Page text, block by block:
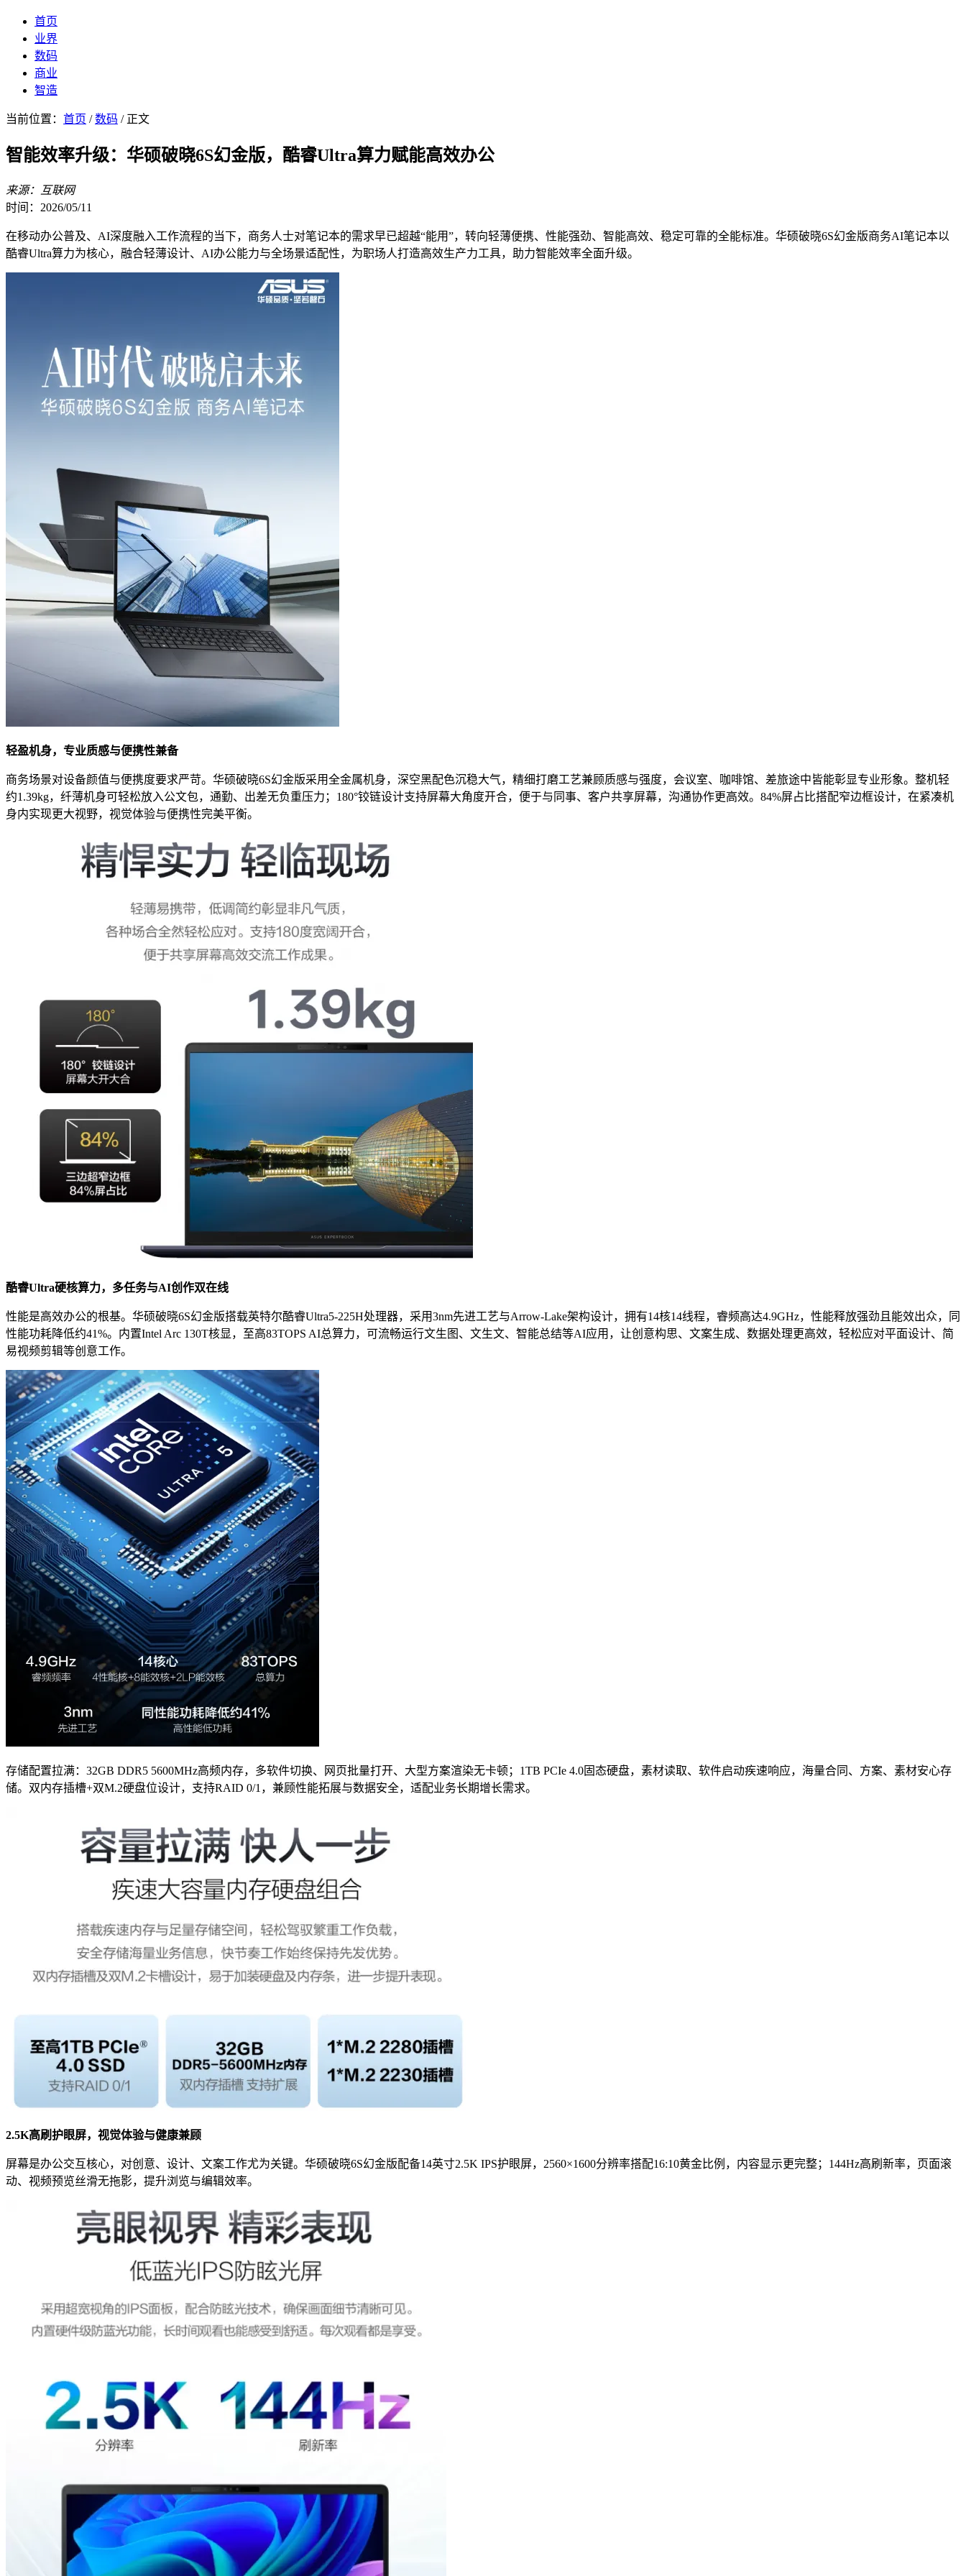
首页
业界
数码
商业
智造
当前位置： 首页 /数码 / 正文
智能效率升级：华硕破晓6S幻金版，酷睿Ultra算力赋能高效办公
来源：互联网
时间：2026/05/11
在移动办公普及、AI深度融入工作流程的当下，商务人士对笔记本的需求早已超越“能用”，转向轻薄便携、性能强劲、智能高效、稳定可靠的全能标准。华硕破晓6S幻金版商务AI笔记本以
酷睿Ultra算力为核心，融合轻薄设计、AI办公能力与全场景适配性，为职场人打造高效生产力工具，助力智能效率全面升级。
轻盈机身，专业质感与便携性兼备
商务场景对设备颜值与便携度要求严苛。华硕破晓6S幻金版采用全金属机身，深空黑配色沉稳大气，精细打磨工艺兼顾质感与强度，会议室、咖啡馆、差旅途中皆能彰显专业形象。整机轻
约1.39kg，纤薄机身可轻松放入公文包，通勤、出差无负重压力；180°铰链设计支持屏幕大角度开合，便于与同事、客户共享屏幕，沟通协作更高效。84%屏占比搭配窄边框设计，在紧凑机
身内实现更大视野，视觉体验与便携性完美平衡。
酷睿Ultra硬核算力，多任务与AI创作双在线
性能是高效办公的根基。华硕破晓6S幻金版搭载英特尔酷睿Ultra5-225H处理器，采用3nm先进工艺与Arrow-Lake架构设计，拥有14核14线程，睿频高达4.9GHz，性能释放强劲且能效出众，同
性能功耗降低约41%。内置Intel Arc 130T核显，至高83TOPS AI总算力，可流畅运行文生图、文生文、智能总结等AI应用，让创意构思、文案生成、数据处理更高效，轻松应对平面设计、简
易视频剪辑等创意工作。
存储配置拉满：32GB DDR5 5600MHz高频内存，多软件切换、网页批量打开、大型方案渲染无卡顿；1TB PCIe 4.0固态硬盘，素材读取、软件启动疾速响应，海量合同、方案、素材安心存
储。双内存插槽+双M.2硬盘位设计，支持RAID 0/1，兼顾性能拓展与数据安全，适配业务长期增长需求。
2.5K高刷护眼屏，视觉体验与健康兼顾
屏幕是办公交互核心，对创意、设计、文案工作尤为关键。华硕破晓6S幻金版配备14英寸2.5K IPS护眼屏，2560×1600分辨率搭配16:10黄金比例，内容显示更完整；144Hz高刷新率，页面滚
动、视频预览丝滑无拖影，提升浏览与编辑效率。